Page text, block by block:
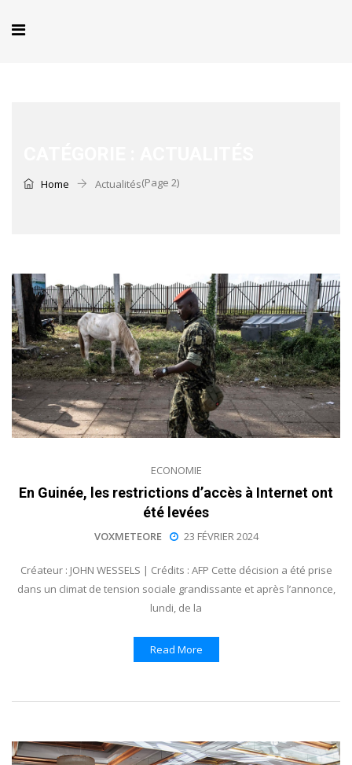
Home Actualités(Page 2)
ECONOMIE
En Guinée, les restrictions d’accès à Internet ont
été levées
VOXMETEORE 23 FÉVRIER 2024
Créateur : JOHN WESSELS | Crédits : AFP Cette décision a été prise
dans un climat de tension sociale grandissante et après l’annonce,
lundi, de la
Read More